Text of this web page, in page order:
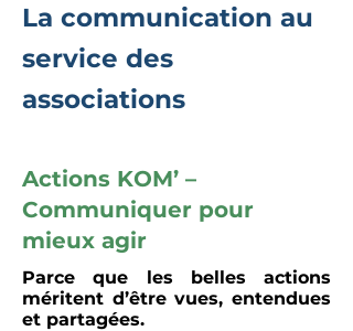
La communication au
service des
associations
Actions KOM’ –
Communiquer pour
mieux agir
Parce que les belles actions
méritent d’être vues, entendues
et partagées.